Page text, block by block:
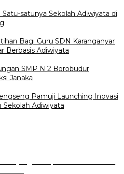
Satu-satunya Sekolah Adiwiyata di
Bagi Guru SDN Karanganyar
Berbasis Adiwiyata
SMP N 2 Borobudur
Janaka
Pamuji Launching Inovasi
Sekolah Adiwiyata